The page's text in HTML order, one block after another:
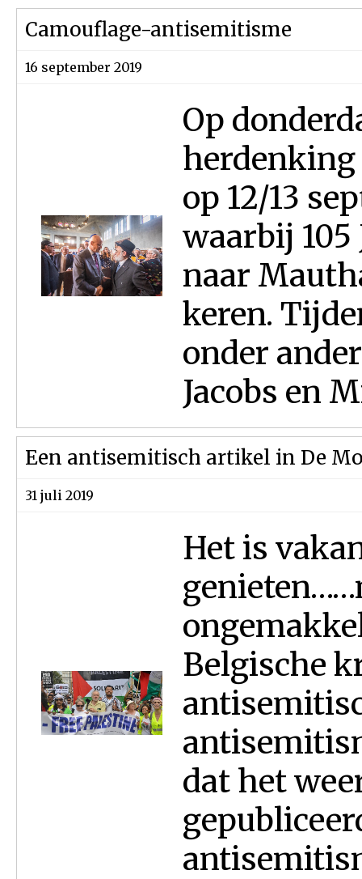
Camouflage-antisemitisme
16 september 2019
Op
herdenking
op 12/13
waarbij 105
naar
keren.
onder
Jacobs en
Een antisemitisch artikel in De
31 juli 2019
Het is
Belgische
dat het